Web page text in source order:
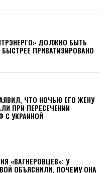
ДОЛЖНО БЫТЬ
ПРИВАТИЗИРОВАНО
ЧТО НОЧЬЮ ЕГО ЖЕНУ
ПРИ ПЕРЕСЕЧЕНИИ
С УКРАИНОЙ
«ВАГНЕРОВЦЕВ»: У
ОБЪЯСНИЛИ, ПОЧЕМУ ОНА